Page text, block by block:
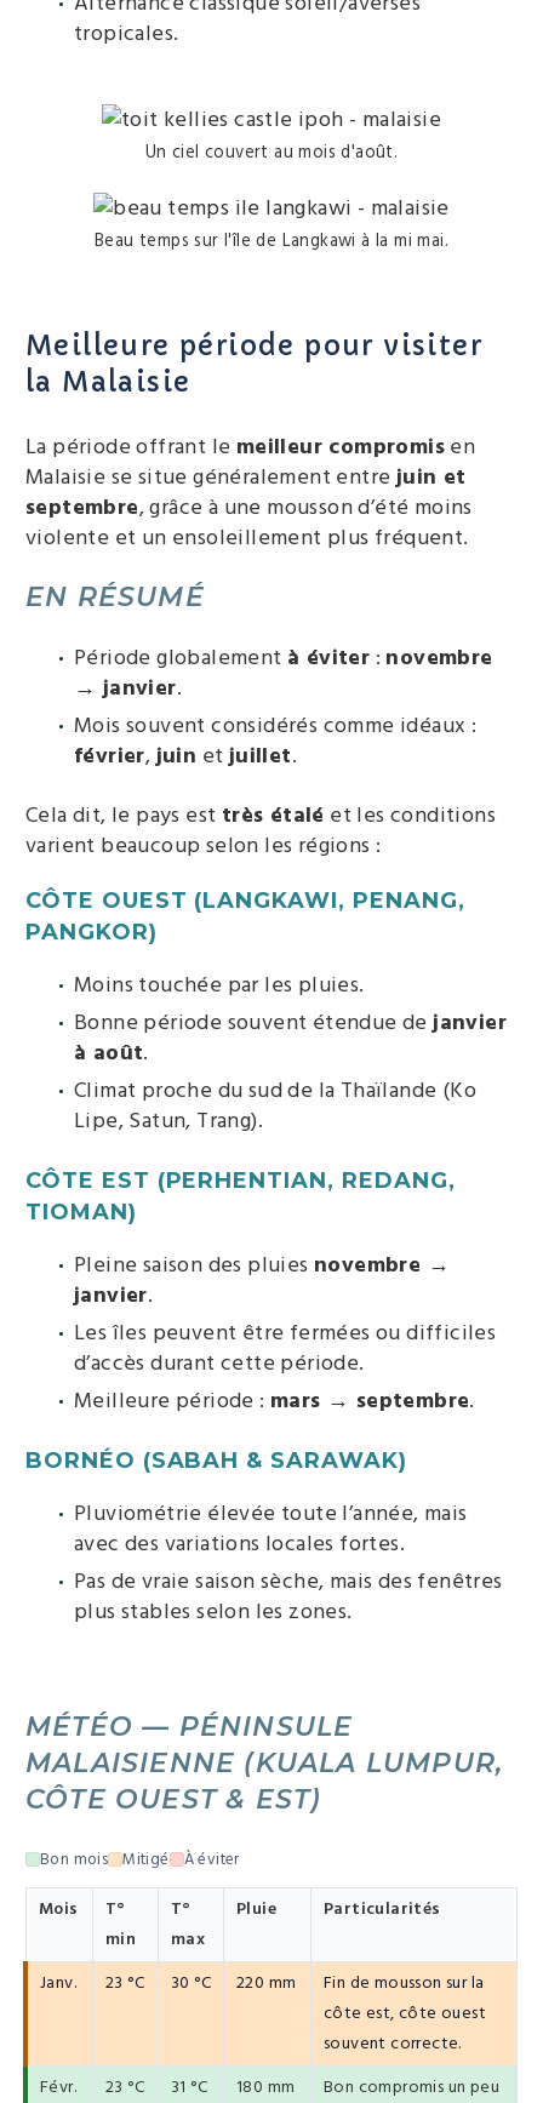
tropicales.
Un ciel couvert au mois d'août.
Beau temps sur l'île de Langkawi à la mi mai.
Meilleure période pour visiter
la Malaisie
La période offrant le meilleur compromis en
Malaisie se situe généralement entrejuin et
septembre, grâce à une mousson d’été moins
violente et un ensoleillement plus fréquent.
EN RÉSUMÉ
Période globalement à éviter : novembre
→ janvier.
Mois souvent considérés comme idéaux :
février,juin etjuillet.
Cela dit, le pays est très étalé et les conditions
varient beaucoup selon les régions :
CÔTE OUEST (LANGKAWI, PENANG,
PANGKOR)
Moins touchée par les pluies.
Bonne période souvent étendue dejanvier
à août.
Climat proche du sud de la Thaïlande (Ko
Lipe, Satun, Trang).
CÔTE EST (PERHENTIAN, REDANG,
TIOMAN)
Pleine saison des pluies novembre →
janvier.
Les îles peuvent être fermées ou difficiles
d’accès durant cette période.
Meilleure période : mars → septembre.
BORNÉO (SABAH & SARAWAK)
Pluviométrie élevée toute l’année, mais
avec des variations locales fortes.
Pas de vraie saison sèche, mais des fenêtres
plus stables selon les zones.
MÉTÉO — PÉNINSULE
MALAISIENNE (KUALA LUMPUR,
CÔTE OUEST & EST)
Bon mois Mitigé À éviter
Mois
T°
min
T°
max
Pluie Particularités
Janv. 23 °C 30 °C 220 mm
Fin de mousson sur la
côte est, côte ouest
souvent correcte.
Févr.
23 °C 31 °C 180 mm
Bon compromis un peu